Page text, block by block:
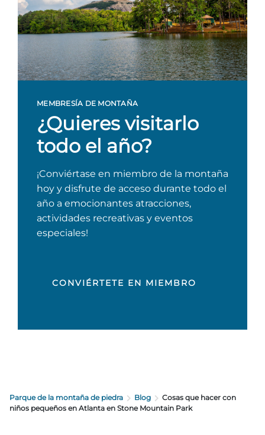
MEMBRESÍA DE MONTAÑA
¿Quieres visitarlo
todo el año?
¡Conviértase en miembro de la montaña
hoy y disfrute de acceso durante todo el
año a emocionantes atracciones,
actividades recreativas y eventos
especiales!
CONVIÉRTETE EN MIEMBRO
Parque de la montaña de piedra Blog
Cosas que hacer con
niños pequeños en Atlanta en Stone Mountain Park